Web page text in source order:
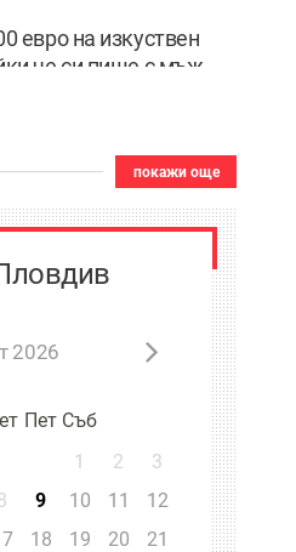
евро на изкуствен
че си пише с мъж
покажи още
2026
Пет Съб
1
2
3
9 10 11
12
18 19 20
21